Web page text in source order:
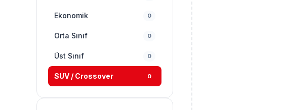
Ekonomik 0
Orta Sınıf 0
Üst Sınıf 0
SUV / Crossover 0